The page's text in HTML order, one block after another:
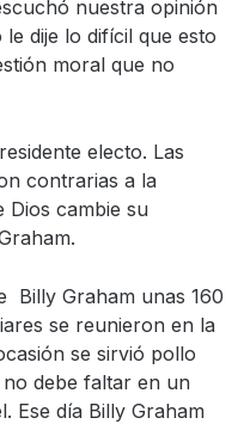
nuestra opinión
dije lo difícil que esto
moral que no
electo. Las
contrarias a la
Dios cambie su
Billy Graham unas 160
se reunieron en la
se sirvió pollo
debe faltar en un
Ese día Billy Graham